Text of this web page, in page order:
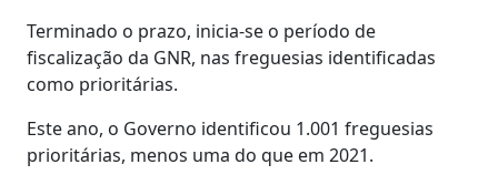
Terminado o prazo, inicia-se o período de
fiscalização da GNR, nas freguesias identificadas
como prioritárias.
Este ano, o Governo identificou 1.001 freguesias
prioritárias, menos uma do que em 2021.